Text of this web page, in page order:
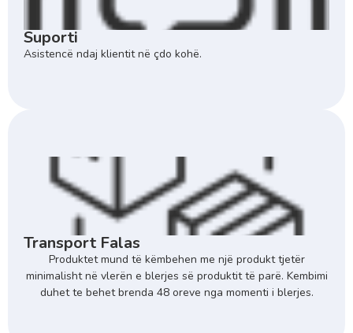
Suporti
Asistencë ndaj klientit në çdo kohë.
Transport Falas
Produktet mund të këmbehen me një produkt tjetër
minimalisht në vlerën e blerjes së produktit të parë. Kembimi
duhet te behet brenda 48 oreve nga momenti i blerjes.